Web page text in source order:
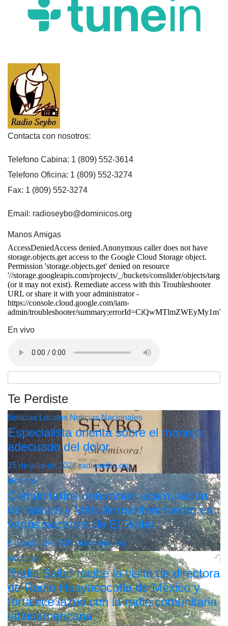
Contacta con nosotros:
Telefono Cabina: 1 (809) 552-3614
Telefono Oficina: 1 (809) 552-3274
Fax: 1 (809) 552-3274
Email: radioseybo@dominicos.org
Manos Amigas
En vivo
Te Perdiste
Noticias Locales Noticias Nacionales
Especialista orienta sobre el manejo
adecuado del dolor
15 de julio de 2026radioseibo.org
Noticias
Comunitarios denuncian acumulación
de basura y falta de mantenimiento en
varios sectores de El Seibo
8 de julio de 2026radioseibo.org
Noticias
Radio Seibo recibe la visita de directora
de Radio Huayacocotla de México y
fortalece lazos con la radio comunitaria
latinoamericana